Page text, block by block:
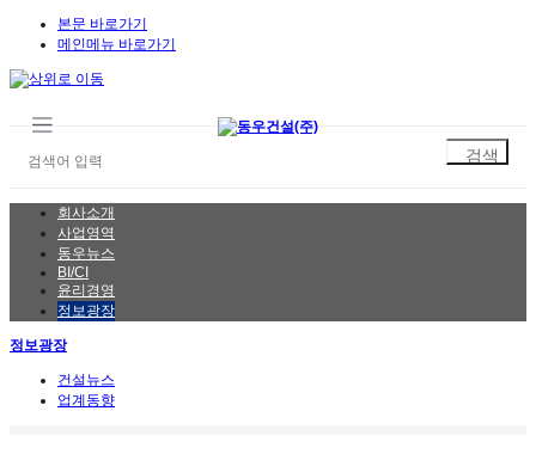
본문 바로가기
메인메뉴 바로가기
회사소개
사업영역
동우뉴스
BI/CI
윤리경영
정보광장
정보광장
건설뉴스
업계동향